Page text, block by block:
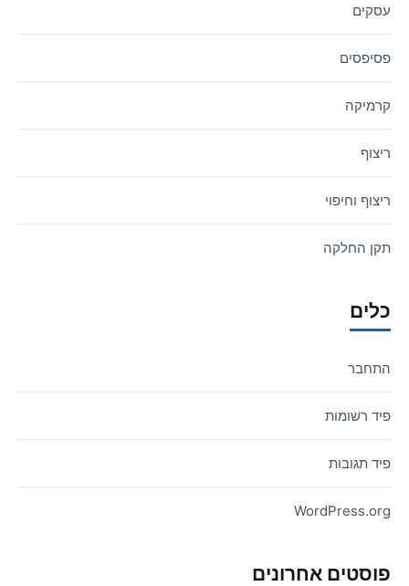
עסקים
פסיפסים
קרמיקה
ריצוף
ריצוף וחיפוי
תקן החלקה
כלים
התחבר
פיד רשומות
פיד תגובות
WordPress.org
פוסטים אחרונים